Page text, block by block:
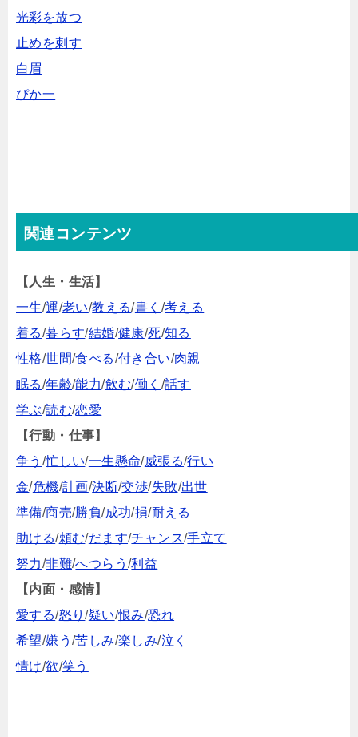
光彩を放つ
止めを刺す
白眉
ぴか一
関連コンテンツ
【人生・生活】
一生/運/老い/教える/書く /考える
着る/暮らす/結婚/健康/死/知る
性格/世間/食べる/付き合い/肉親
眠る/年齢/能力/飲む/働く /話す
学ぶ/読む/恋愛
【行動・仕事】
争う /忙しい/一生懸命/威張る/行い
金/危機/計画/決断/交渉/失敗/出世
準備/商売/勝負/成功/損/耐える
助ける/頼む/だます/チャンス/手立て
努力/非難/へつらう/利益
【内面・感情】
愛する/怒り/疑い/恨み/恐れ
希望/嫌う/苦しみ/楽しみ/泣く
情け/欲/笑う